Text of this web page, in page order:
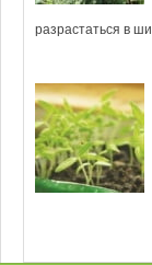
разрастаться в